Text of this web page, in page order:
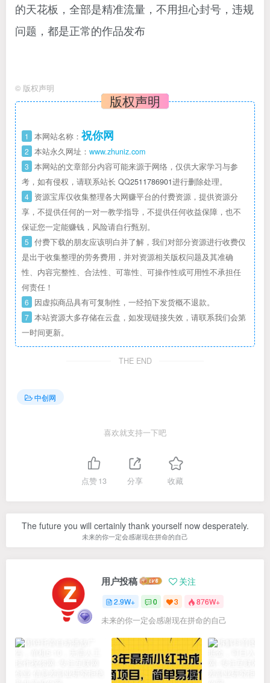
的天花板，全部是精准流量，不用担心封号，违规
问题，都是正常的作品发布
© 版权声明
版权声明
1 本网站名称： 祝你网
2 本站永久网址： www.zhuniz.com
3 本网站的文章部分内容可能来源于网络，仅供大家学习与参
考，如有侵权，请联系站长 QQ2511786901进行删除处理。
4 资源宝库仅收集整理各大网赚平台的付费资源，提供资源分
享，不提供任何的一对一教学指导，不提供任何收益保障，也不
保证您一定能赚钱，风险请自行甄别。
5 付费下载的朋友应该明白并了解，我们对部分资源进行收费仅
是出于收集整理的劳务费用，并对资源相关版权问题及其准确
性、内容完整性、合法性、可靠性、可操作性或可用性不承担任
何责任！
6 因虚拟商品具有可复制性，一经拍下发货概不退款。
7 本站资源大多存储在云盘，如发现链接失效，请联系我们会第
一时间更新。
THE END
中创网
喜欢就支持一下吧
点赞13 分享 收藏
The future you will certainly thank yourself now desperately.
未来的你一定会感谢现在拼命的自己
用户投稿 关注
2.9W+ 0 3 876W+
未来的你一定会感谢现在拼命的自己